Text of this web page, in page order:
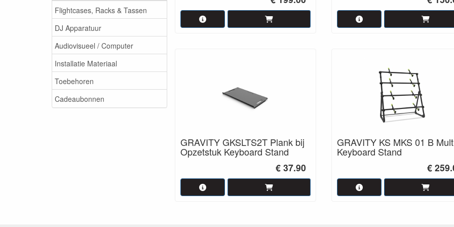
Flightcases, Racks & Tassen
DJ Apparatuur
Audiovisueel / Computer
Installatie Materiaal
Toebehoren
Cadeaubonnen
GRAVITY GKSLTS2T Plank bij
Opzetstuk Keyboard Stand
€ 37.90
GRAVITY KS MKS 01 B
Keyboard Stand
€